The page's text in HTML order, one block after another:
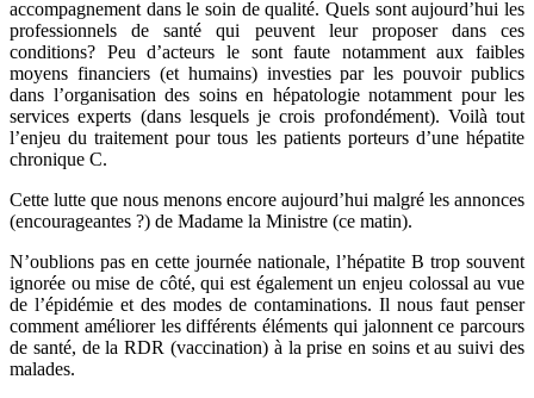
accompagnement dans le soin de qualité. Quels sont aujourd’hui les
professionnels de santé qui peuvent leur proposer dans ces
conditions? Peu d’acteurs le sont faute notamment aux faibles
moyens financiers (et humains) investies par les pouvoir publics
dans l’organisation des soins en hépatologie notamment pour les
services experts (dans lesquels je crois profondément). Voilà tout
l’enjeu du traitement pour tous les patients porteurs d’une hépatite
chronique C.
Cette lutte que nous menons encore aujourd’hui malgré les annonces
(encourageantes ?) de Madame la Ministre (ce matin).
N’oublions pas en cette journée nationale, l’hépatite B trop souvent
ignorée ou mise de côté, qui est également un enjeu colossal au vue
de l’épidémie et des modes de contaminations. Il nous faut penser
comment améliorer les différents éléments qui jalonnent ce parcours
de santé, de la RDR (vaccination) à la prise en soins et au suivi des
malades.